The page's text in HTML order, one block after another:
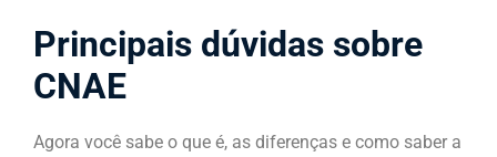
Principais dúvidas sobre
CNAE
Agora você sabe o que é, as diferenças e como saber a